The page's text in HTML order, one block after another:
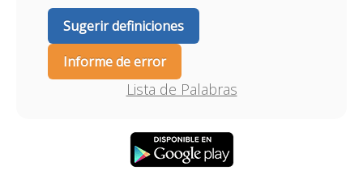
Sugerir definiciones
Informe de error
Lista de Palabras